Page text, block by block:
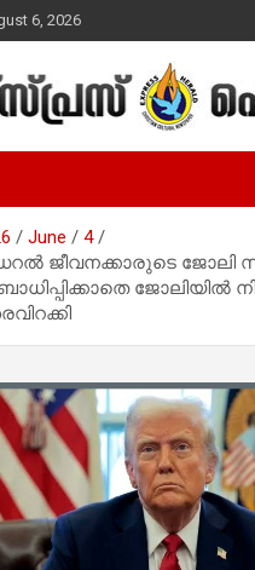
6, 2026
Herald –
News
June
4
ജീവനക്കാരുടെ ജോലി
ജോലിയിൽ